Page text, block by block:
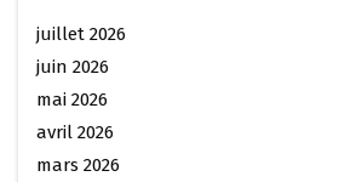
juillet 2026
juin 2026
mai 2026
avril 2026
mars 2026